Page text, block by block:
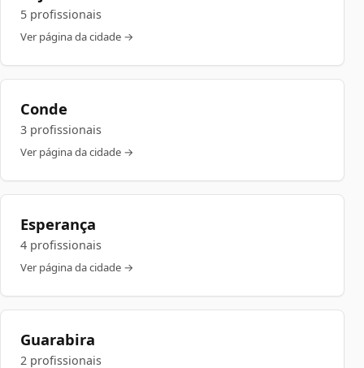
5 profissionais
Ver página da cidade →
Conde
3 profissionais
Ver página da cidade →
Esperança
4 profissionais
Ver página da cidade →
Guarabira
2 profissionais